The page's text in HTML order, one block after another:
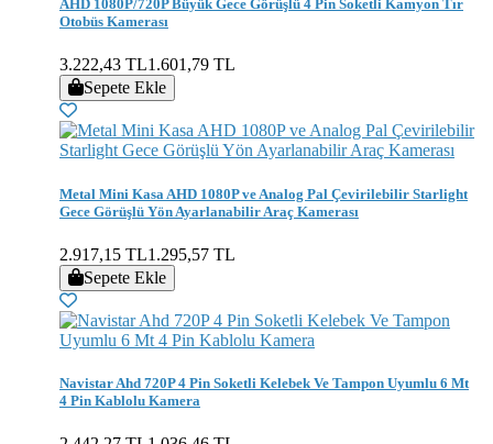
AHD 1080P/720P Büyük Gece Görüşlü 4 Pin Soketli Kamyon Tır
Otobüs Kamerası
3.222,43 TL1.601,79 TL
Sepete Ekle
Metal Mini Kasa AHD 1080P ve Analog Pal Çevirilebilir Starlight
Gece Görüşlü Yön Ayarlanabilir Araç Kamerası
2.917,15 TL1.295,57 TL
Sepete Ekle
Navistar Ahd 720P 4 Pin Soketli Kelebek Ve Tampon Uyumlu 6 Mt
4 Pin Kablolu Kamera